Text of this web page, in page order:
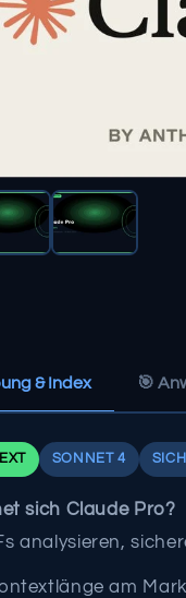
& Index 🎯
SONNET 4
sich Claude Pro?
analysieren,
am